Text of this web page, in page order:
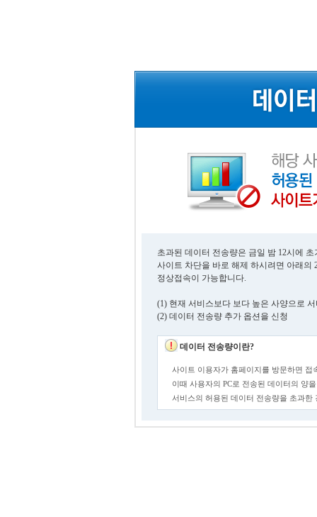
초과된 데이터 전송량은 금일 밤 12시에
사이트 차단을 바로 해제 하시려면 아래의
정상접속이 가능합니다.
(1) 현재 서비스보다 보다 높은 사양으로
(2) 데이터 전송량 추가 옵션을 신청
데이터 전송량이란?
사이트 이용자가 홈페이지를 방문하면 접
이때 사용자의 PC로 전송된 데이터의 양
서비스의 허용된 데이터 전송량을 초과